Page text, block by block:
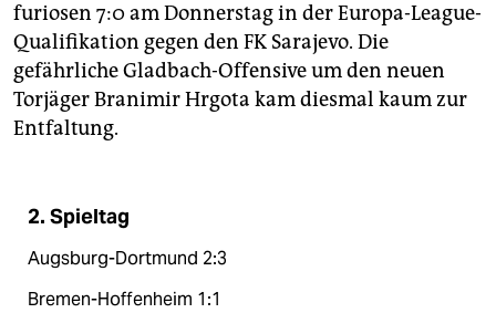
furiosen 7:0 am Donnerstag in der Europa-League-
Qualifikation gegen den FK Sarajevo. Die
gefährliche Gladbach-Offensive um den neuen
Torjäger Branimir Hrgota kam diesmal kaum zur
Entfaltung.
2. Spieltag
Augsburg-Dortmund 2:3
Bremen-Hoffenheim 1:1